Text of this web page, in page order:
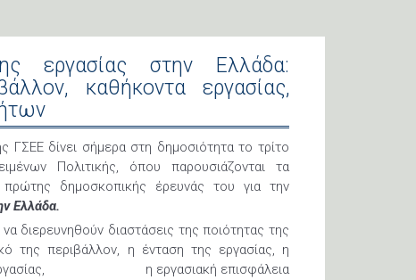
εργασίας στην Ελλάδα:
καθήκοντα εργασίας,
ΓΣΕΕ δίνει σήμερα στη δημοσιότητα το τρίτο
Πολιτικής, όπου παρουσιάζονται τα
πρώτης δημοσκοπικής έρευνάς του για την
Ελλάδα.
διερευνηθούν διαστάσεις της ποιότητας της
της περιβάλλον, η ένταση της εργασίας, η
εργασίας, η εργασιακή επισφάλεια